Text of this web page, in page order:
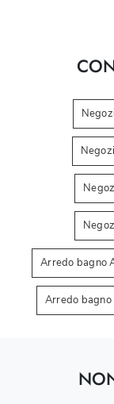
Arredo bagno
Arredo bagno